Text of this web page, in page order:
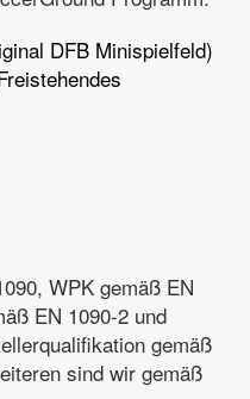
DFB Minispielfeld)
WPK gemäß EN
EN 1090-2 und
gemäß
sind wir gemäß